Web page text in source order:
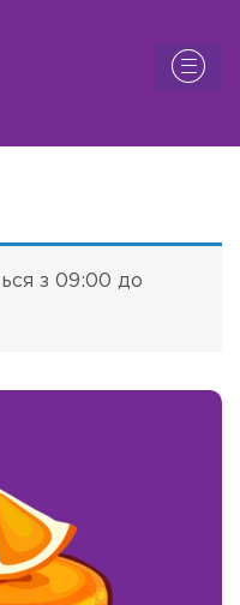
з 09:00 до